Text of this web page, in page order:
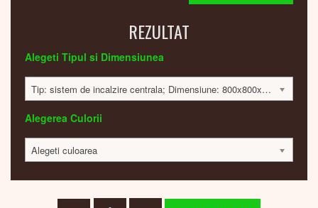
REZULTAT
Alegeti Tipul si Dimensiunea
Tip: sistem de incalzire centrala; Dimensiune: 800x800x30; 571 Watt; 14469 lei
Alegerea Culorii
Alegeti culoarea